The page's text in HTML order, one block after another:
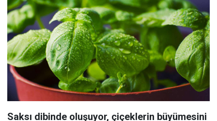
Saksı dibinde oluşuyor, çiçeklerin büyümesini